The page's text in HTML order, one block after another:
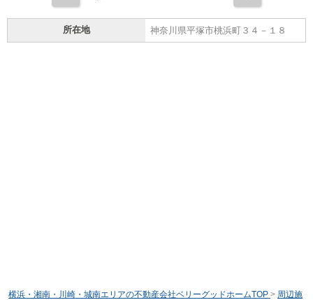
所在地 神奈川県平塚市桃浜町３４－１８
横浜・湘南・川崎・城南エリアの不動産会社ベリーグッドホームTOP > 周辺施